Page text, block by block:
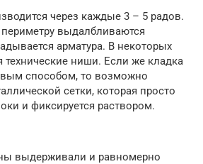
через каждые 3 – 5 радов.
выдалбливаются
арматура. В некоторых
технические ниши. Если же кладка
способом, то возможно
сетки, которая просто
и фиксируется раствором.
выдерживали и равномерно